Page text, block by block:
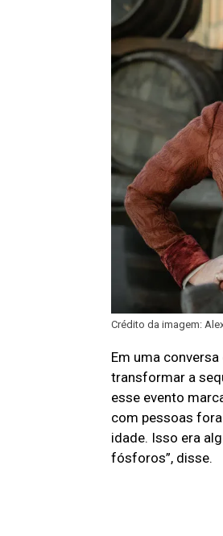
Crédito da imagem:
Em uma conversa
transformar a
esse evento
com pessoas
idade. Isso era
fósforos”, disse.